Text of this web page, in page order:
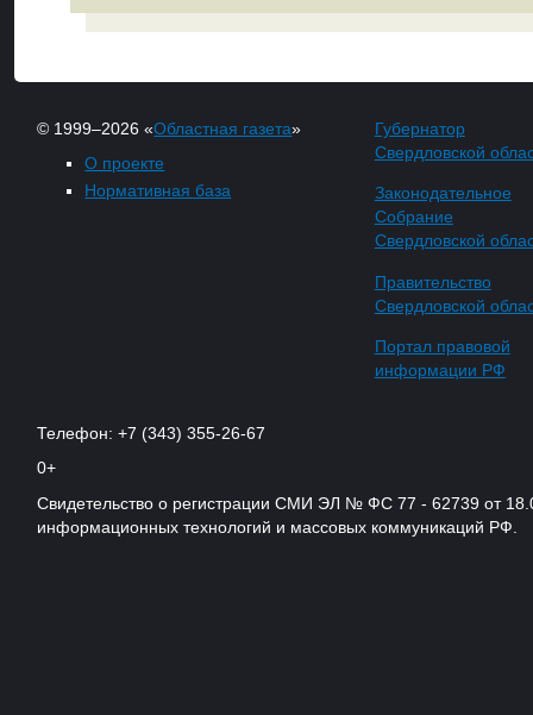
© 1999–2026 «Областная газета»
О проекте
Нормативная база
Губернатор
Свердловской
Законодательное
Собрание
Свердловской
Правительство
Свердловской
Портал правовой
информации РФ
Телефон: +7 (343) 355-26-67
0+
Свидетельство о регистрации СМИ ЭЛ № ФС 77 - 62739 от
информационных технологий и массовых коммуникаций РФ.